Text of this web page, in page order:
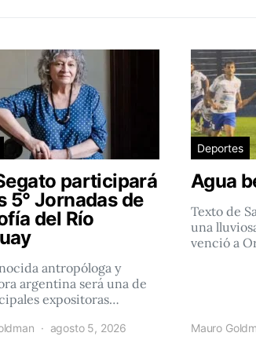
participará
5° Jornadas de
del Río
antropóloga y
argentina será una de
expositoras…
agosto 5, 2026
Deportes
Agua
Texto de
una
venció a
Mauro